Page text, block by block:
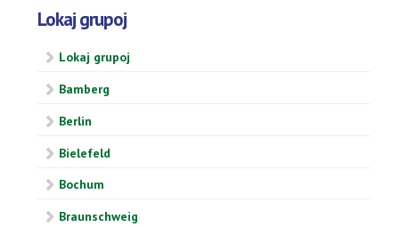
Lokaj grupoj
Lokaj grupoj
Bamberg
Berlin
Bielefeld
Bochum
Braunschweig